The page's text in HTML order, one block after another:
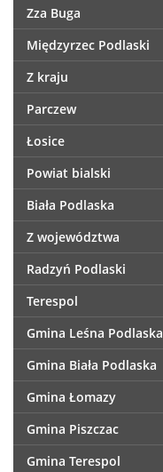
Zza Buga
Międzyrzec Podlaski
Z kraju
Parczew
Łosice
Powiat bialski
Biała Podlaska
Z województwa
Radzyń Podlaski
Terespol
Gmina Leśna Podlaska
Gmina Biała Podlaska
Gmina Łomazy
Gmina Piszczac
Gmina Terespol